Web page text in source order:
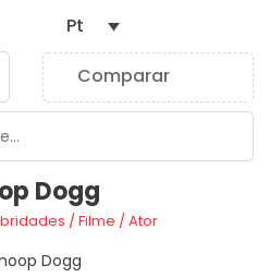
Comparar
Pt
Dogg
/Filme /Ator